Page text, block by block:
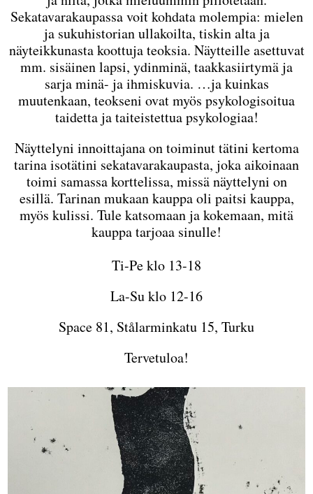
Sekatavarakaupassa voit kohdata molempia: mielen
ja sukuhistorian ullakoilta, tiskin alta ja
näyteikkunasta koottuja teoksia. Näytteille asettuvat
mm. sisäinen lapsi, ydinminä, taakkasiirtymä ja
sarja minä- ja ihmiskuvia. …ja kuinkas
muutenkaan, teokseni ovat myös psykologisoitua
taidetta ja taiteistettua psykologiaa!
Näyttelyni innoittajana on toiminut tätini kertoma
tarina isotätini sekatavarakaupasta, joka aikoinaan
toimi samassa korttelissa, missä näyttelyni on
esillä. Tarinan mukaan kauppa oli paitsi kauppa,
myös kulissi. Tule katsomaan ja kokemaan, mitä
kauppa tarjoaa sinulle!
Ti-Pe klo 13-18
La-Su klo 12-16
Space 81, Stålarminkatu 15, Turku
Tervetuloa!